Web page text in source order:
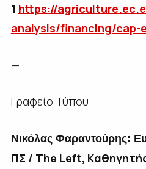
1 https://
analysis/financing/cap-
—
Γραφείο Τύπου
Νικόλας Φαραντούρης:
ΠΣ / Τhe Left,